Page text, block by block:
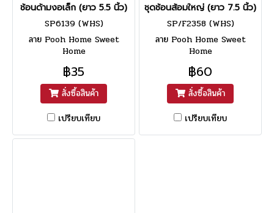
ช้อนด้ามงอเล็ก (ยาว 5.5 นิ้ว)
SP6139 (WHS)
ลาย Pooh Home Sweet
Home
฿35
สั่งซื้อสินค้า
เปรียบเทียบ
ชุดช้อนส้อมใหญ่ (ยาว 7.5 นิ้ว)
SP/F2358 (WHS)
ลาย Pooh Home Sweet
Home
฿60
สั่งซื้อสินค้า
เปรียบเทียบ